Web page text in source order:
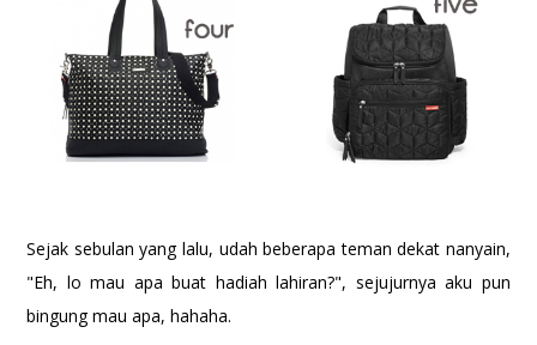
Sejak sebulan yang lalu, udah beberapa teman dekat nanyain,
"Eh, lo mau apa buat hadiah lahiran?", sejujurnya aku pun
bingung mau apa, hahaha.